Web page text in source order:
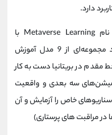
دارد.
شرکتی مستقر در بریتانیا با نام Metaverse Learning با
همکاری UK Skills برای ایجاد مجموعه‌ای از 9 مدل آموزش
مقدم در بریتانیا دست به کار
سه بعدی و واقعیت
خاص را آزمایش و آن
در مراقبت های پرستاری)